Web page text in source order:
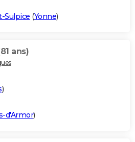
Sulpice (Yonne)
ans)
)
d'Armor)